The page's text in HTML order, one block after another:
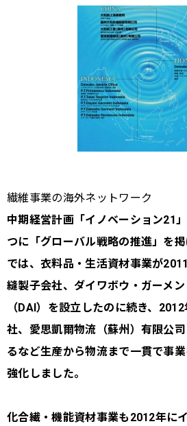
繊維事業の海外ネットワーク
中期経営計画「イノベーション21
つに「グローバル戦略の推進」を
では、衣料品・生活資材事業が
縫製子会社、ダイワボウ・ガーメ
（DAI）を設立したのに続き、
社、愛思凱爾物流（蘇州）有限公
るなど生産から物流まで一貫で事
強化しました。
化合繊・機能資材事業も2012年に